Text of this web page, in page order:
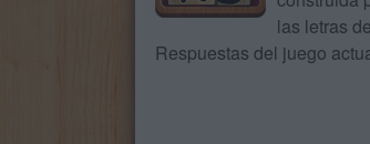
las letras
Respuestas del juego